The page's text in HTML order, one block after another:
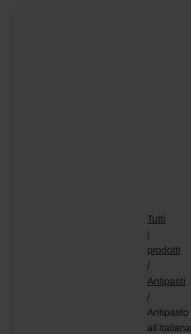
Tutti
i
prodotti
/
Antipasti
/
Antipasto
all’italiana